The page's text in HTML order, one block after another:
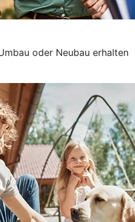
oder Neubau erhalten